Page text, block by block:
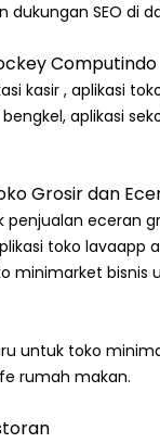
dukungan SEO di
Computindo
kasir , aplikasi
aplikasi
Grosir dan
penjualan eceran
toko lavaapp
minimarket bisnis
untuk toko
rumah makan.